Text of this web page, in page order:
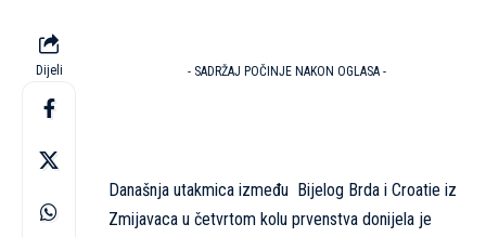
Dijeli - SADRŽAJ POČINJE NAKON OGLASA -
Današnja utakmica između Bijelog Brda i Croatie iz
Zmijavaca u četvrtom kolu prvenstva donijela je